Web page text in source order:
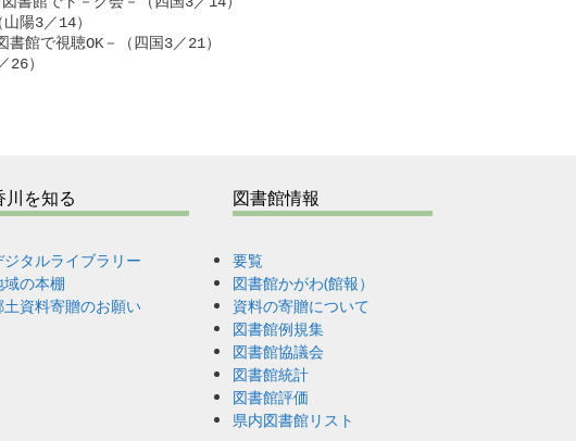
陽3／14）
館で視聴OK－（四国3／21）
）
川を知る
ジタルライブラリー
域の本棚
土資料寄贈のお願い
図書館情報
要覧
図書館かがわ(館報）
資料の寄贈について
図書館例規集
図書館協議会
図書館統計
図書館評価
県内図書館リスト